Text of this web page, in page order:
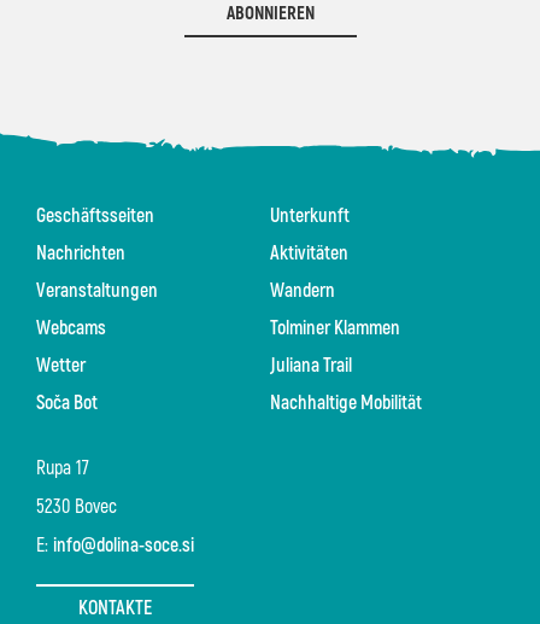
ABONNIEREN
Rupa 17
5230 Bovec
E: info@dolina-soce.si
KONTAKTE
Geschäftsseiten
Nachrichten
Veranstaltungen
Webcams
Wetter
Soča Bot
Unterkunft
Aktivitäten
Wandern
Tolminer Klammen
Juliana Trail
Nachhaltige Mobilität